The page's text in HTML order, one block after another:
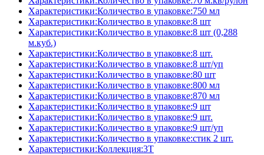
Характеристики:Количество в упаковке:750 мл
Характеристики:Количество в упаковке:8 шт
Характеристики:Количество в упаковке:8 шт (0,288
м.куб.)
Характеристики:Количество в упаковке:8 шт.
Характеристики:Количество в упаковке:8 шт/уп
Характеристики:Количество в упаковке:80 шт
Характеристики:Количество в упаковке:800 мл
Характеристики:Количество в упаковке:870 мл
Характеристики:Количество в упаковке:9 шт
Характеристики:Количество в упаковке:9 шт.
Характеристики:Количество в упаковке:9 шт/уп
Характеристики:Количество в упаковке:стик 2 шт.
Характеристики:Коллекция:3T